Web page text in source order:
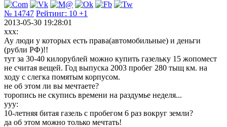
№ 14747 Рейтинг: 10 +1
2013-05-30 19:28:01
xxx:
Ау люди у которых есть права(автомобильные) и деньги
(рубли РФ)!!
тут за 30-40 килорублей можно купить газельку 15 жопомест
не считая вещей. Год выпуска 2003 пробег 280 тыщ км. на
ходу с слегка помятым корпусом.
не об этом ли вы мечтаете?
торопись не скупись времени на раздумье неделя...
yyy:
10-летняя битая газель с пробегом 6 раз вокруг земли?
да об этом можно только мечтать!